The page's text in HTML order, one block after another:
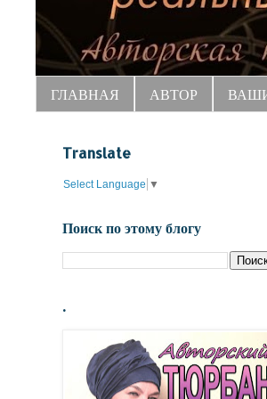
ГЛАВНАЯ АВТОР
Translate
Select Language ▼
Поиск по этому блогу
.